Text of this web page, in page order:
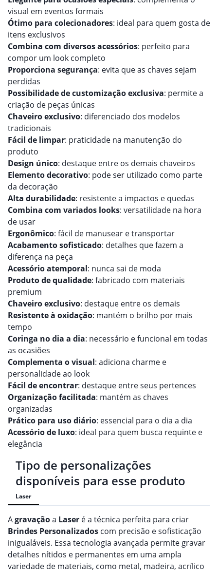
visual em eventos formais
Ótimo para colecionadores: ideal para quem gosta de
itens exclusivos
Combina com diversos acessórios: perfeito para
compor um look completo
Proporciona segurança: evita que as chaves sejam
perdidas
Possibilidade de customização exclusiva: permite a
criação de peças únicas
Chaveiro exclusivo: diferenciado dos modelos
tradicionais
Fácil de limpar: praticidade na manutenção do
produto
Design único: destaque entre os demais chaveiros
Elemento decorativo: pode ser utilizado como parte
da decoração
Alta durabilidade: resistente a impactos e quedas
Combina com variados looks: versatilidade na hora
de usar
Ergonômico: fácil de manusear e transportar
Acabamento sofisticado: detalhes que fazem a
diferença na peça
Acessório atemporal: nunca sai de moda
Produto de qualidade: fabricado com materiais
premium
Chaveiro exclusivo: destaque entre os demais
Resistente à oxidação: mantém o brilho por mais
tempo
Coringa no dia a dia: necessário e funcional em todas
as ocasiões
Complementa o visual: adiciona charme e
personalidade ao look
Fácil de encontrar: destaque entre seus pertences
Organização facilitada: mantém as chaves
organizadas
Prático para uso diário: essencial para o dia a dia
Acessório de luxo: ideal para quem busca requinte e
elegância
Tipo de personalizações
disponíveis para esse produto
Laser
Agravaçãoa Laser é a técnica perfeita para criar
Brindes Personalizados com precisão e sofisticação
inigualáveis. Essa tecnologia avançada permite gravar
detalhes nítidos e permanentes em uma ampla
variedade de materiais, como metal, madeira, acrílico